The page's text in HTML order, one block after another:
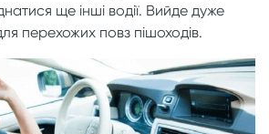
ще інші водії. Вийде дуже
перехожих повз пішоходів.